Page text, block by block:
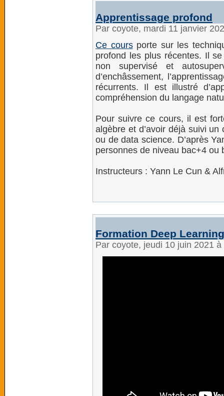
Apprentissage profond
Par coyote, mardi 11 janvier
Ce coursporte sur les
profond les plus récentes. Il
non supervisé et
d’enchâssement,
récurrents. Il est illustré
compréhension du langage
Pour suivre ce cours, il est
algèbre et d’avoir déjà suivi un
ou de data science. D’après
personnes de niveau bac+4 ou
Instructeurs : Yann Le Cun &
Formation Deep
Par coyote, jeudi 10 juin 2021